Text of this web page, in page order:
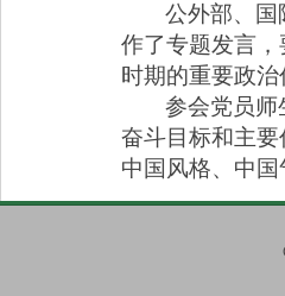
公外部、
作了专题发言
时期的重要政
参会党员
奋斗目标和主
中国风格、中